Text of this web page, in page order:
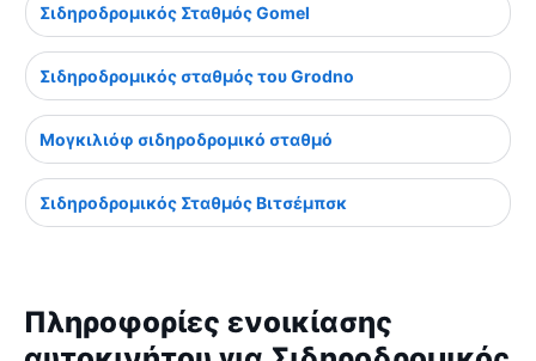
Σιδηροδρομικός Σταθμός Gomel
Σιδηροδρομικός σταθμός του Grodno
Μογκιλιόφ σιδηροδρομικό σταθμό
Σιδηροδρομικός Σταθμός Βιτσέμπσκ
Πληροφορίες ενοικίασης